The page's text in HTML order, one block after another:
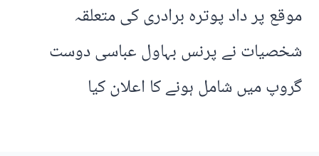
موقع پر داد پوترہ برادری کی متعلقہ
شخصیات نے پرنس بہاول عباسی دوست
گروپ میں شامل ہونے کا اعلان کیا